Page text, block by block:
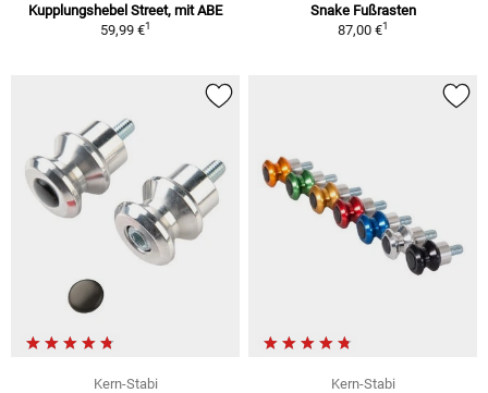
Kupplungshebel Street, mit ABE
59,99 €1
Snake Fußrasten
87,00 €1
Kern-Stabi
Kern-Stabi